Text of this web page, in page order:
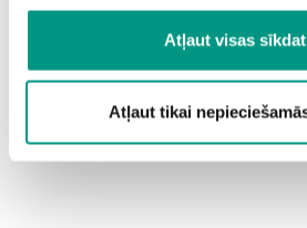
Atļaut visas
Atļaut tikai